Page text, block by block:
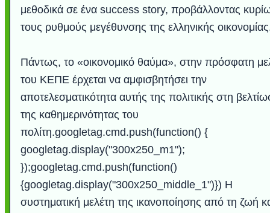
μεθοδικά σε ένα success story, προβάλλοντας
τους ρυθμούς μεγέθυνσης της ελληνικής
Πάντως, το «οικονομικό θαύμα», στην πρόσφατη
του ΚΕΠΕ έρχεται να αμφισβητήσει την
αποτελεσματικότητα αυτής της πολιτικής στη
της καθημερινότητας του
πολίτη.googletag.cmd.push(function() {
googletag.display("300x250_m1");
});googletag.cmd.push(function()
{googletag.display("300x250_middle_1")}) Η
συστηματική μελέτη της ικανοποίησης από τη ζωή
Ο αέρας του
Ταξίδι στο
Διεθνής
Μουσική από
Video:
Εντυπωσιακές
Abbey,Ταϊτή
Υποθαλάσσιο
Η νέα
Ο Κομήτης του
Συγκινητικό
Alesund: Μια
Η γάτα και το